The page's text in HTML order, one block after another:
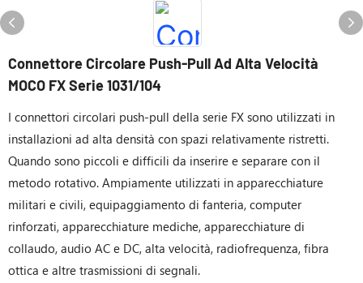
Connettore Circolare Push-Pull Ad Alta Velocità
MOCO FX Serie 1031/104
I connettori circolari push-pull della serie FX sono utilizzati in
installazioni ad alta densità con spazi relativamente ristretti.
Quando sono piccoli e difficili da inserire e separare con il
metodo rotativo. Ampiamente utilizzati in apparecchiature
militari e civili, equipaggiamento di fanteria, computer
rinforzati, apparecchiature mediche, apparecchiature di
collaudo, audio AC e DC, alta velocità, radiofrequenza, fibra
ottica e altre trasmissioni di segnali.